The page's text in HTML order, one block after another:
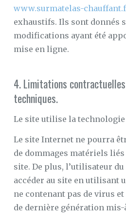
www.surmatelas-
exhaustifs. Ils sont donnés
modifications ayant été
mise en ligne.
4. Limitations
techniques.
Le site utilise la technologie
Le site Internet ne pourra
de dommages matériels
site. De plus, l’utilisateur du
accéder au site en utilisant
ne contenant pas de virus
de dernière génération mis-